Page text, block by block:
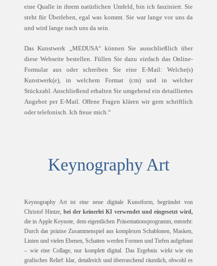
eine Qualle in ihrem natürlichen Umfeld, bin ich fasziniert. Sie
steht für Überleben, egal was kommt. Sie war lange vor uns da
und wird lange nach uns da sein.
Das Kunstwerk „MEDUSA“ können Sie ausschließlich über
diese Webseite bestellen. Füllen Sie dazu einfach das Online-
Formular aus oder schreiben Sie eine E-Mail: Welche(s)
Kunstwerk(e), in welchem Format (cm) und in welcher
Stückzahl. Anschließend erhalten Sie umgehend ein detailliertes
Angebot per E-Mail. Offene Fragen klären wir gern schriftlich
oder telefonisch. Ich freue mich.“
Keynography Art
Keynography Art ist eine neue digitale Kunstform, begründet von
Christof Hintze, bei der keinerlei KI verwendet und eingesetzt wird,
die in Apple Keynote, dem eigentlichen Präsentationsprogramm, entsteht:
Durch das präzise Zusammenspiel aus komplexen Schablonen, Masken,
Linien und vielen Ebenen, Schatten werden Formen und Tiefen aufgebaut
– wie eine Collage, nur komplett digital. Das Ergebnis wirkt wie ein
grafisches Relief: klar, detailreich und überraschend räumlich, obwohl es